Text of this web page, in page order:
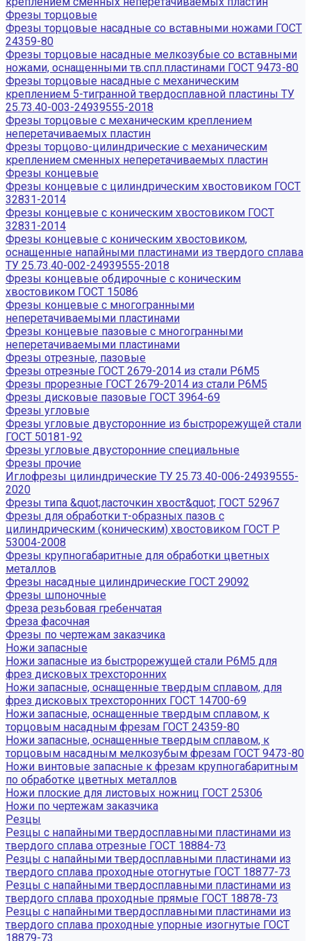
Фрезы торцовые
Фрезы торцовые насадные со вставными ножами ГОСТ
24359-80
Фрезы торцовые насадные мелкозубые со вставными
ножами, оснащенными тв.спл.пластинами ГОСТ 9473-80
Фрезы торцовые насадные с механическим
креплением 5-тигранной твердосплавной пластины ТУ
25.73.40-003-24939555-2018
Фрезы торцовые с механическим креплением
неперетачиваемых пластин
Фрезы торцово-цилиндрические с механическим
креплением сменных неперетачиваемых пластин
Фрезы концевые
Фрезы концевые с цилиндрическим хвостовиком ГОСТ
32831-2014
Фрезы концевые с коническим хвостовиком ГОСТ
32831-2014
Фрезы концевые с коническим хвостовиком,
оснащенные напайными пластинами из твердого сплава
ТУ 25.73.40-002-24939555-2018
Фрезы концевые обдирочные с коническим
хвостовиком ГОСТ 15086
Фрезы концевые с многогранными
неперетачиваемыми пластинами
Фрезы концевые пазовые с многогранными
неперетачиваемыми пластинами
Фрезы отрезные, пазовые
Фрезы отрезные ГОСТ 2679-2014 из стали Р6М5
Фрезы прорезные ГОСТ 2679-2014 из стали Р6М5
Фрезы дисковые пазовые ГОСТ 3964-69
Фрезы угловые
Фрезы угловые двусторонние из быстрорежущей стали
ГОСТ 50181-92
Фрезы угловые двусторонние специальные
Фрезы прочие
Иглофрезы цилиндрические ТУ 25.73.40-006-24939555-
2020
Фрезы типа &quot;ласточкин хвост&quot; ГОСТ 52967
Фрезы для обработки т-образных пазов с
цилиндрическим (коническим) хвостовиком ГОСТ Р
53004-2008
Фрезы крупногабаритные для обработки цветных
металлов
Фрезы насадные цилиндрические ГОСТ 29092
Фрезы шпоночные
Фреза резьбовая гребенчатая
Фреза фасочная
Фрезы по чертежам заказчика
Ножи запасные
Ножи запасные из быстрорежущей стали Р6М5 для
фрез дисковых трехсторонних
Ножи запасные, оснащенные твердым сплавом, для
фрез дисковых трехсторонних ГОСТ 14700-69
Ножи запасные, оснащенные твердым сплавом, к
торцовым насадным фрезам ГОСТ 24359-80
Ножи запасные, оснащенные твердым сплавом, к
торцовым насадным мелкозубым фрезам ГОСТ 9473-80
Ножи винтовые запасные к фрезам крупногабаритным
по обработке цветных металлов
Ножи плоские для листовых ножниц ГОСТ 25306
Ножи по чертежам заказчика
Резцы
Резцы с напайными твердосплавными пластинами из
твердого сплава отрезные ГОСТ 18884-73
Резцы с напайными твердосплавными пластинами из
твердого сплава проходные отогнутые ГОСТ 18877-73
Резцы с напайными твердосплавными пластинами из
твердого сплава проходные прямые ГОСТ 18878-73
Резцы с напайными твердосплавными пластинами из
твердого сплава проходные упорные изогнутые ГОСТ
18879-73